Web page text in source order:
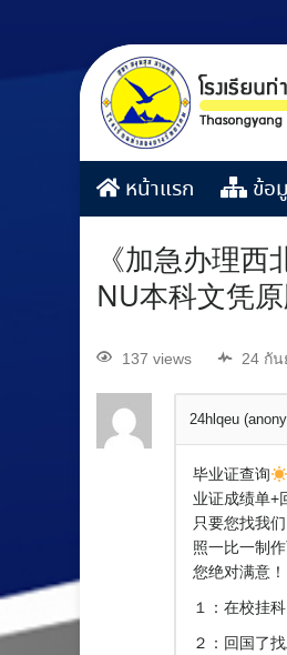
หน้าแรก ข้อ
《加急办理
NU本科文凭
137 views 24 กัน
24hlqeu
毕业证查询
业证成绩单+
只要您找我
照一比一制
您绝对满意！
１：在校挂
２：回国了